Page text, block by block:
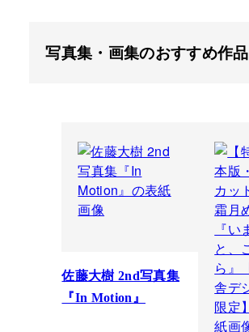
写真集・画集のおすすめ作品
佐藤大樹 2nd写真集
『In Motion』